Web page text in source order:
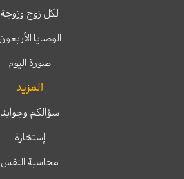
لكل زوج وزوجة
الوصايا الأربعون
صورة اليوم
المزيد
سؤالكم وجوابنا
إستخارة
محاسبة النفس